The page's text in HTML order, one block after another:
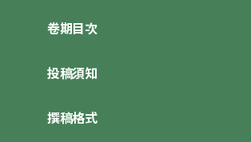
卷期目次
投稿須知
撰稿格式